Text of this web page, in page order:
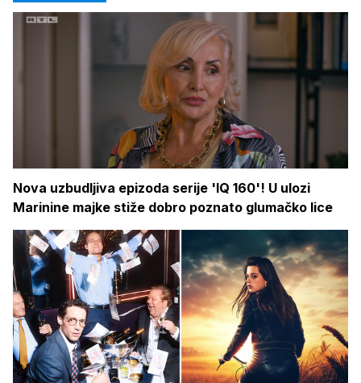
Nova uzbudljiva epizoda serije 'IQ 160'! U ulozi
Marinine majke stiže dobro poznato glumačko lice